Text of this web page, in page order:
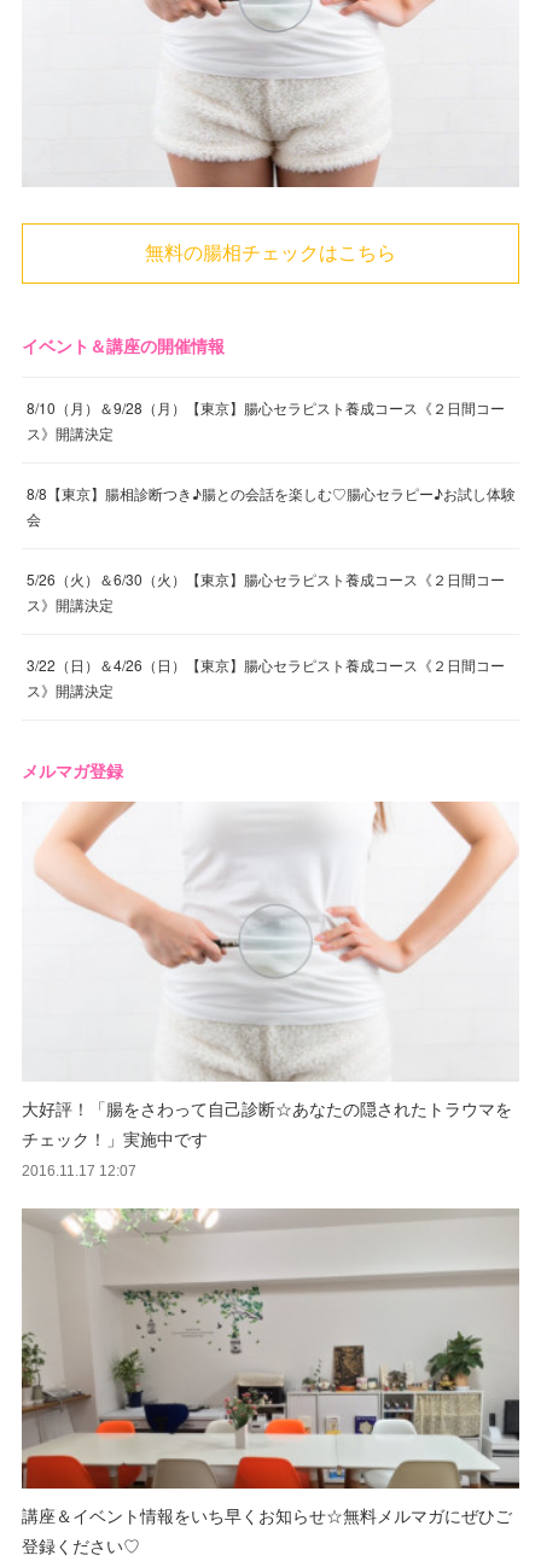
無料の腸相チェックはこちら
イベント＆講座の開催情報
8/10（月）＆9/28（月）【東京】腸心セラピスト養成コース《２日間コー
ス》開講決定
8/8【東京】腸相診断つき♪腸との会話を楽しむ♡腸心セラピー♪お試し体験
会
5/26（火）＆6/30（火）【東京】腸心セラピスト養成コース《２日間コー
ス》開講決定
3/22（日）＆4/26（日）【東京】腸心セラピスト養成コース《２日間コー
ス》開講決定
メルマガ登録
大好評！「腸をさわって自己診断☆あなたの隠されたトラウマを
チェック！」実施中です
2016.11.17 12:07
講座＆イベント情報をいち早くお知らせ☆無料メルマガにぜひご
登録ください♡